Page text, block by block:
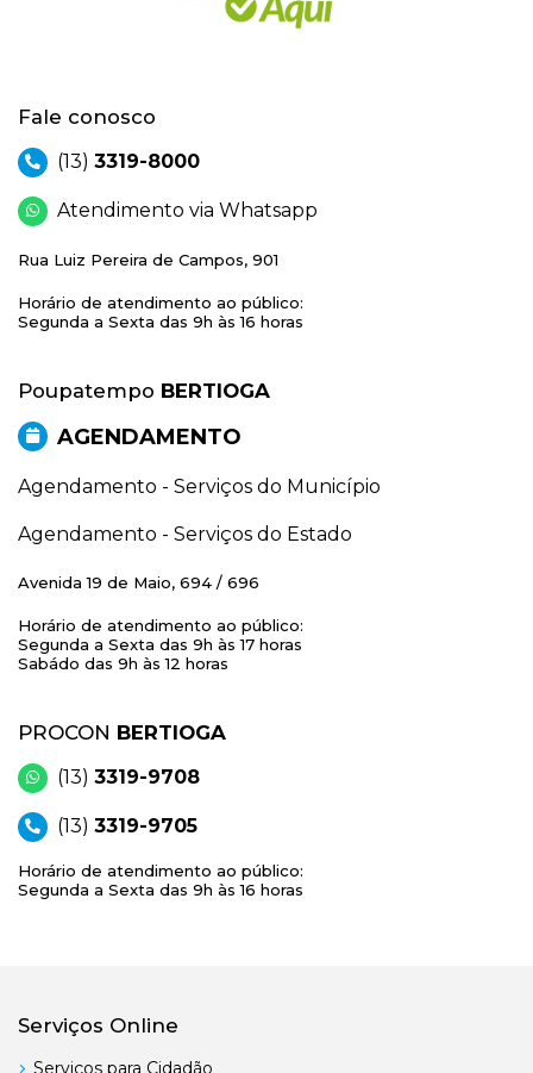
Fale conosco
(13) 3319-8000
Atendimento via Whatsapp
Rua Luiz Pereira de Campos, 901
Horário de atendimento ao público:
Segunda a Sexta das 9h às 16 horas
Poupatempo BERTIOGA
AGENDAMENTO
Agendamento - Serviços do Município
Agendamento - Serviços do Estado
Avenida 19 de Maio, 694 / 696
Horário de atendimento ao público:
Segunda a Sexta das 9h às 17 horas
Sabádo das 9h às 12 horas
PROCON BERTIOGA
(13) 3319-9708
(13) 3319-9705
Horário de atendimento ao público:
Segunda a Sexta das 9h às 16 horas
Serviços Online
Serviços para Cidadão